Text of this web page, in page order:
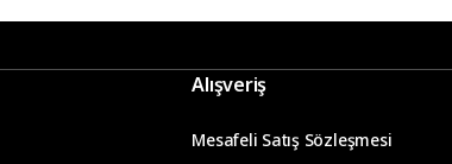
Alışveriş
Mesafeli Satış Sözleşmesi